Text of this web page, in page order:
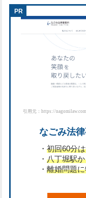
引用元：https://
なごみ法
・初回60分
・八丁堀駅
・離婚問題